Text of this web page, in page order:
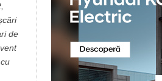
de